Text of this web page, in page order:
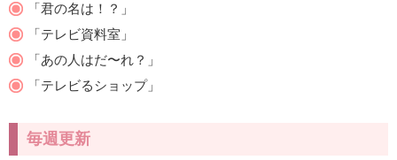
「君の名は！？」
「テレビ資料室」
「あの人はだ〜れ？」
「テレビるショップ」
毎週更新